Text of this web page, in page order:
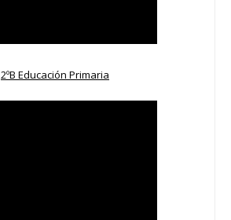
2ºB Educación Primaria